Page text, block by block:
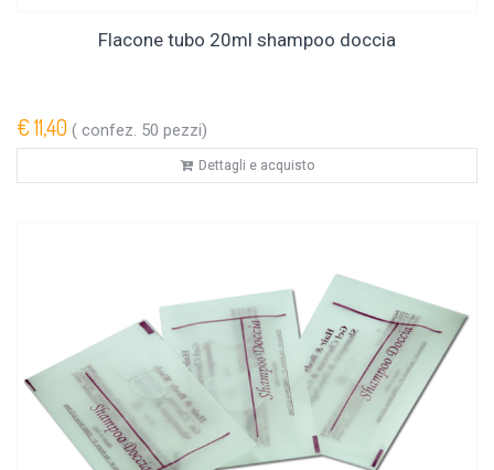
Flacone tubo 20ml shampoo doccia
€ 11,40 ( confez. 50 pezzi)
Dettagli e acquisto